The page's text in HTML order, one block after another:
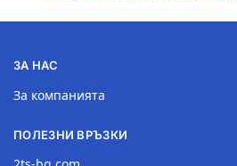
ЗА НАС
За компанията
ПОЛЕЗНИ ВРЪЗКИ